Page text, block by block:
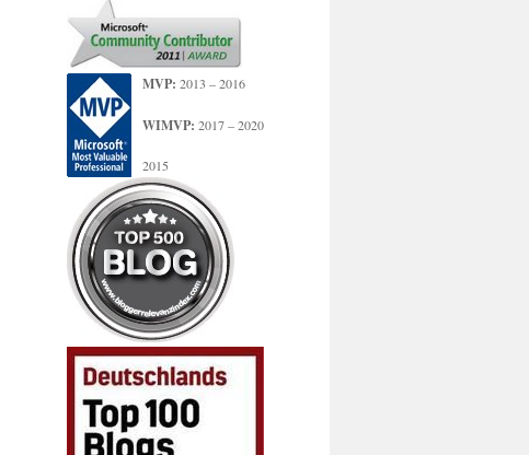
MVP: 2013 – 2016
WIMVP: 2017 – 2020
2015